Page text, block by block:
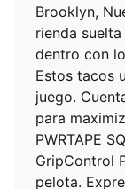
Brooklyn,
rienda
dentro con
Estos tacos
juego.
para
PWRTAPE
GripControl
pelota.